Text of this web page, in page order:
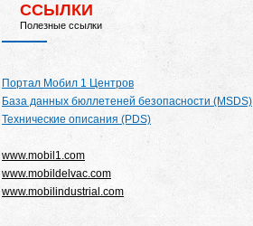
ССЫЛКИ
Полезные ссылки
Портал Мобил 1 Центров
База данных бюллетеней безопасности (MSDS)
Технические описания (PDS)
www.mobil1.com
www.mobildelvac.com
www.mobilindustrial.com